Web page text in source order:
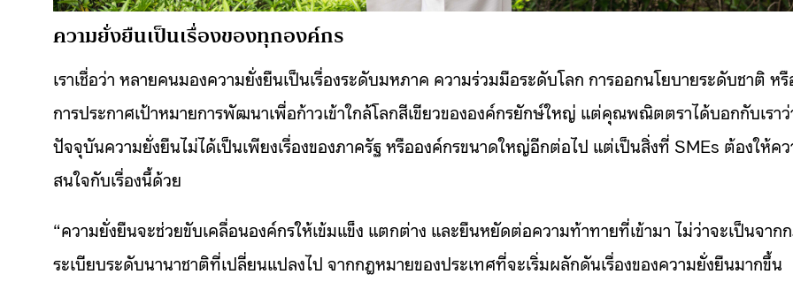
ความยั่งยืนเป็นเรื่องของทุกองค์กร
เราเชื่อว่า หลายคนมองความยั่งยืนเป็นเรื่องระดับมหภาค ความร่วมมือระดับโลก การออกนโยบายระดับชาติ หรื
การประกาศเป้าหมายการพัฒนาเพื่อก้าวเข้าใกล้โลกสีเขียวขององค์กรยักษ์ใหญ่ แต่คุณพณิตตราได้บอกกับเราว่
ปัจจุบันความยั่งยืนไม่ได้เป็นเพียงเรื่องของภาครัฐ หรือองค์กรขนาดใหญ่อีกต่อไป แต่เป็นสิ่งที่ SMEs ต้องให้ค
สนใจกับเรื่องนี้ด้วย
“ความยั่งยืนจะช่วยขับเคลื่อนองค์กรให้เข้มแข็ง แตกต่าง และยืนหยัดต่อความท้าทายที่เข้ามา ไม่ว่าจะเป็นจาก
ระเบียบระดับนานาชาติที่เปลี่ยนแปลงไป จากกฎหมายของประเทศที่จะเริ่มผลักดันเรื่องของความยั่งยืนมากขึ้น